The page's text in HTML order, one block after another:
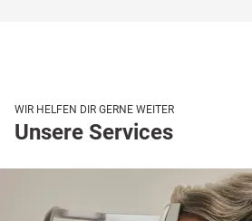
WIR HELFEN DIR GERNE WEITER
Unsere Services